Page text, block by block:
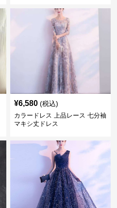
¥6,580 (税込)
カラードレス 上品レース 七分袖
マキシ丈ドレス